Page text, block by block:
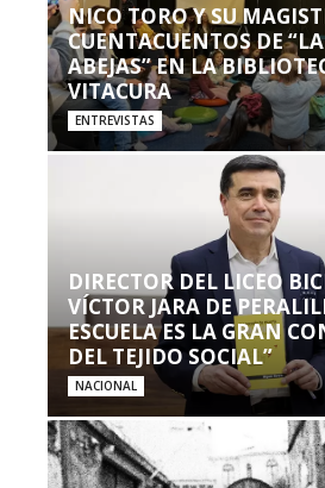
NICO TORO Y SU
CUENTACUENTOS DE
ABEJAS” EN LA
VITACURA
ENTREVISTAS
DIRECTOR DEL LICEO
VÍCTOR JARA DE
ESCUELA ES LA GRAN
DEL TEJIDO SOCIAL”
NACIONAL